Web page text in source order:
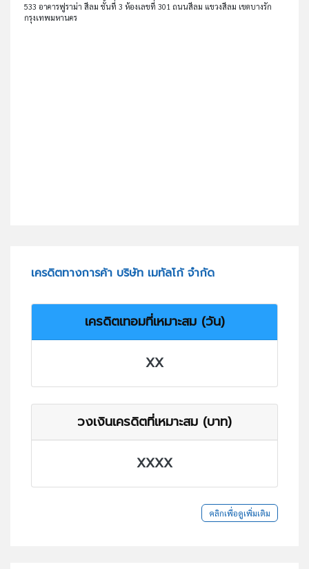
533 อาคารฟูราม่า สีลม ชั้นที่ 3 ห้องเลขที่ 301 ถนนสีลม แขวงสีลม เขตบางรัก
กรุงเทพมหานคร
เครดิตทางการค้า บริษัท เมทัลโก้ จำกัด
เครดิตเทอมที่เหมาะสม (วัน)
XX
วงเงินเครดิตที่เหมาะสม (บาท)
XXXX
คลิกเพื่อดูเพิ่มเติม